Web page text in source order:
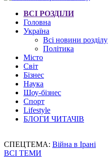
ВСІ РОЗДІЛИ
Головна
Україна
Всі новини розділу
Політика
Місто
Світ
Бізнес
Наука
Шоу-бізнес
Спорт
Lifestyle
БЛОГИ ЧИТАЧІВ
СПЕЦТЕМА: Війна в Ірані
ВСІ ТЕМИ